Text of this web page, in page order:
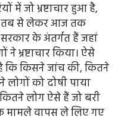
में जो भ्रष्टाचार हुआ है,
तब से लेकर आज तक
के अंतर्गत हैं जहां
भ्रष्टाचार किया। ऐसे
कि किसने जांच की, कितने
को दोषी पाया
लोग ऐसे हैं जो बरी
मामले वापस ले लिए गए